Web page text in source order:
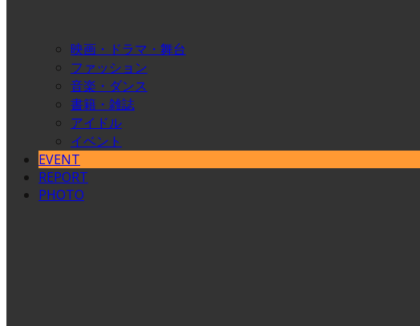
映画・ドラマ・舞台
ファッション
音楽・ダンス
書籍・雑誌
アイドル
イベント
EVENT
REPORT
PHOTO